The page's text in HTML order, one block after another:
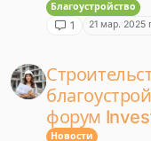
Благоустройство
1 21 мар. 2025
форум
Новости